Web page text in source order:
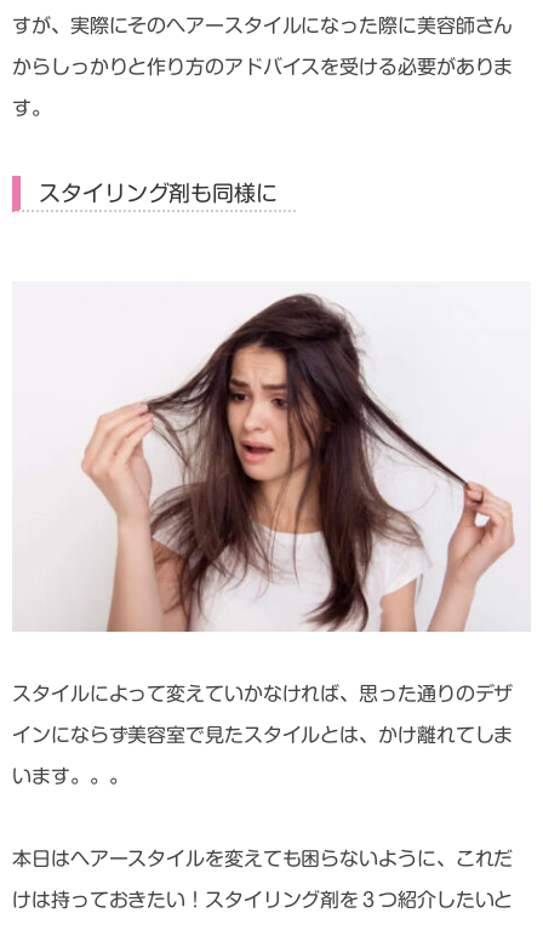
すが、実際にそのヘアースタイルになった際に美容師さん
からしっかりと作り方のアドバイスを受ける必要がありま
す。
スタイリング剤も同様に
スタイルによって変えていかなければ、思った通りのデザ
インにならず美容室で見たスタイルとは、かけ離れてしま
います。。。
本日はヘアースタイルを変えても困らないように、これだ
けは持っておきたい！スタイリング剤を３つ紹介したいと